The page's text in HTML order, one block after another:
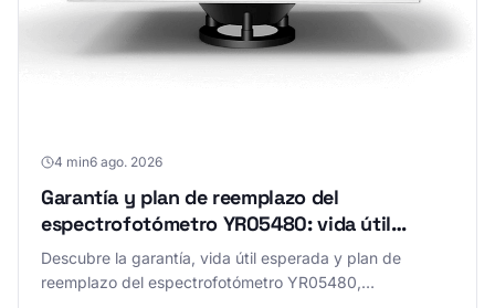
4 min6 ago. 2026
Garantía y plan de reemplazo del
espectrofotómetro YR05480: vida útil
esperada
Descubre la garantía, vida útil esperada y plan de
reemplazo del espectrofotómetro YR05480,